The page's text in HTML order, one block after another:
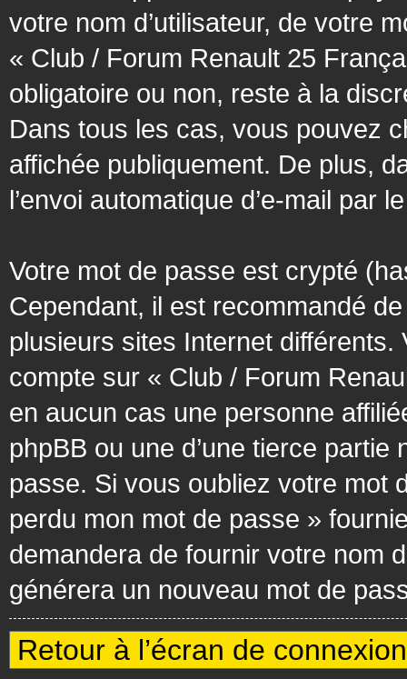
votre nom d’utilisateur, de votre
« Club / Forum Renault 25
obligatoire ou non, reste à la
Dans tous les cas, vous pouvez
affichée publiquement. De plus,
l’envoi automatique d’e-mail par
Votre mot de passe est crypté
Cependant, il est recommandé
plusieurs sites Internet différents.
compte sur « Club / Forum
en aucun cas une personne
phpBB ou une d’une tierce
passe. Si vous oubliez votre mot
perdu mon mot de passe »
demandera de fournir votre nom
générera un nouveau mot de
Retour à l’écran de connexion